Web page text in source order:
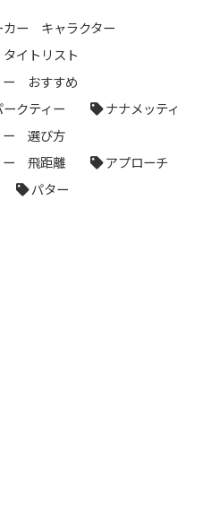
カー キャラクター
イトリスト
ー おすすめ
クティー
ナナメッティ
ー 選び方
ー 飛距離
アプローチ
パター